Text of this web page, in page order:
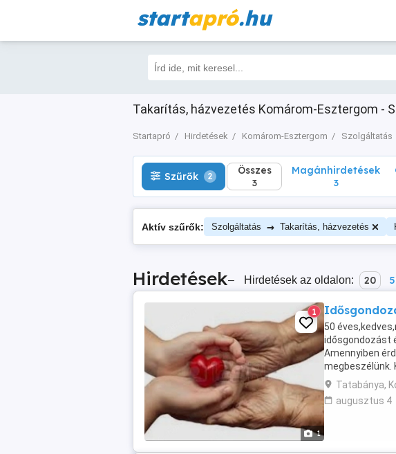
startapró.hu
Takarítás, házvezetés Komárom-Esztergom -
Startapró Hirdetések Komárom-Esztergom Szolgáltatás
Szűrők 2 Összes
3
Szűrők 2 Összes
3
Magánhirdetések
3
Aktív szűrők: Szolgáltatás → Takarítás, házvezetés
Hirdetések– Hirdetések az oldalon: 20
1
1
50
idősgondozást
Amennyiben
megbeszélünk.
Tatabánya,
augusztus 4